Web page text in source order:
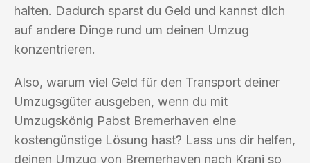
halten. Dadurch sparst du Geld und kannst dich
auf andere Dinge rund um deinen Umzug
konzentrieren.
Also, warum viel Geld für den Transport deiner
Umzugsgüter ausgeben, wenn du mit
Umzugskönig Pabst Bremerhaven eine
kostengünstige Lösung hast? Lass uns dir helfen,
deinen Umzug von Bremerhaven nach Kranj so